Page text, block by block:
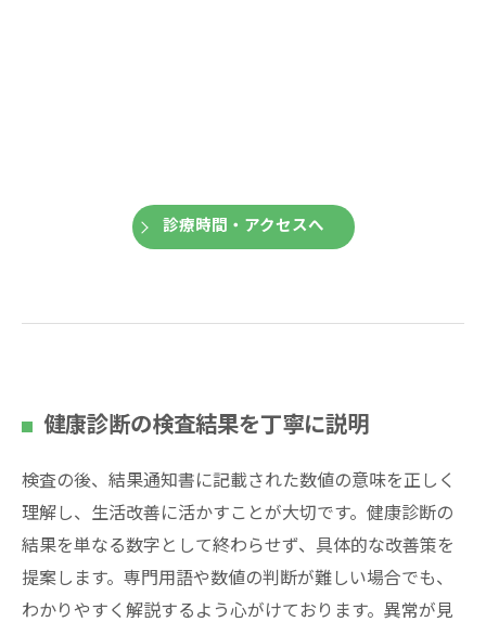
診療時間・アクセスへ
健康診断の検査結果を丁寧に説明
検査の後、結果通知書に記載された数値の意味を正しく
理解し、生活改善に活かすことが大切です。健康診断の
結果を単なる数字として終わらせず、具体的な改善策を
提案します。専門用語や数値の判断が難しい場合でも、
わかりやすく解説するよう心がけております。異常が見